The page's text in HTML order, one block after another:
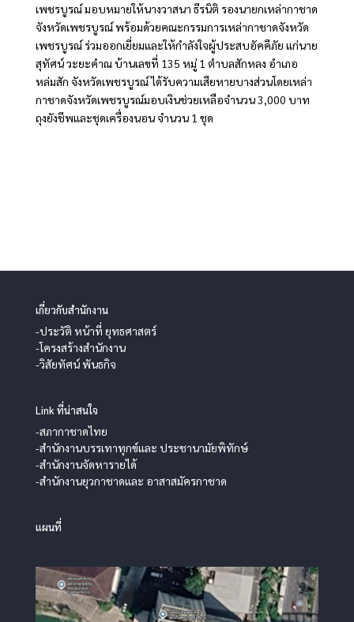
เพชรบูรณ์ มอบหมายให้นางวาสนา ธีรนิติ รองนายกเหล่ากาชาด
จังหวัดเพชรบูรณ์ พร้อมด้วยคณะกรรมการเหล่ากาชาดจังหวัด
เพชรบูรณ์ ร่วมออกเยี่ยมและให้กำลังใจผู้ประสบอัคคีภัย แก่นาย
สุทัศน์ วะยะคำณ บ้านเลขที่ 135 หมู่ 1 ตำบลสักหลง อำเภอ
หล่มสัก จังหวัดเพชรบูรณ์ ได้รับความเสียหายบางส่วนโดยเหล่า
กาชาดจังหวัดเพชรบูรณ์มอบเงินช่วยเหลือจำนวน 3,000 บาท
ถุงยังชีพและชุดเครื่องนอน จำนวน 1 ชุด
เกี่ยวกับสำนักงาน
-ประวัติ หน้าที่ ยุทธศาสตร์
-โครงสร้างสำนักงาน
-วิสัยทัศน์ พันธกิจ
Link ที่น่าสนใจ
-สภากาชาดไทย
-สำนักงานบรรเทาทุกข์และ ประชานามัยพิทักษ์
-สำนักงานจัดหารายได้
-สำนักงานยุวกาชาดและ อาสาสมัครกาชาด
แผนที่